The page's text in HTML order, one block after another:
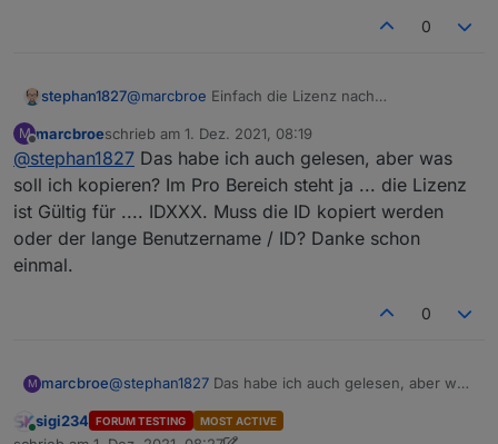
noch den Hinweis im Layoutbereich ... "allowed
0
stephan1827@marcbroe Einfach die Lizenz nach
M
Offline
marcbroeschrieb am 1. Dez. 2021, 08:19
zuletzt editiert von
@stephan1827 Das habe ich auch gelesen, aber was
soll ich kopieren? Im Pro Bereich steht ja ... die Lizenz
ist Gültig für .... IDXXX. Muss die ID kopiert werden
oder der lange Benutzername / ID? Danke schon
einmal.
0
M marcbroe@stephan1827 Das habe ich auch gelesen, aber was
Lizenz ist Gültig für .... IDXXX. Muss die ID kopiert
Online
sigi234 FORUM TESTING MOST ACTIVE